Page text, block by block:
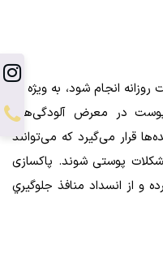
انجام شود، به ویژه در
در معرض آلودگی‌های
قرار می‌گیرد که می‌توانند
پوستی شوند. پاکسازی
و از انسداد منافذ جلوگيري